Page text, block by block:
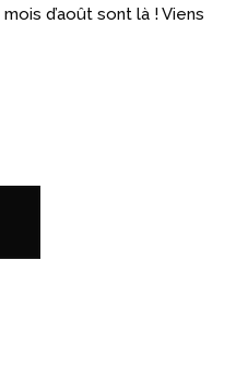
d’août sont là ! Viens